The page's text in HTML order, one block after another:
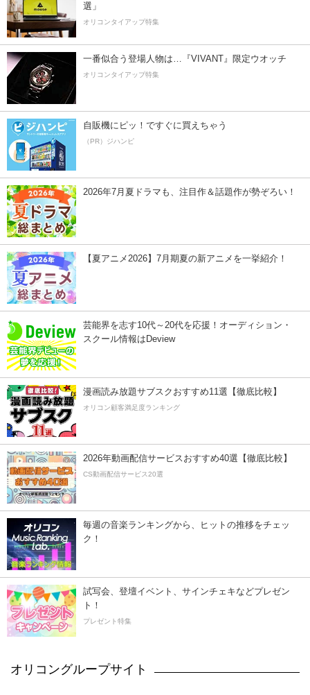
選」
オリコンタイアップ特集
一番似合う登場人物は…『VIVANT』限定ウオッチ
オリコンタイアップ特集
自販機にピッ！ですぐに買えちゃう
（PR）ジハンピ
2026年7月夏ドラマも、注目作＆話題作が勢ぞろい！
【夏アニメ2026】7月期夏の新アニメを一挙紹介！
芸能界を志す10代～20代を応援！オーディション・
スクール情報はDeview
漫画読み放題サブスクおすすめ11選【徹底比較】
オリコン顧客満足度ランキング
2026年動画配信サービスおすすめ40選【徹底比較】
CS動画配信サービス20選
毎週の音楽ランキングから、ヒットの推移をチェッ
ク！
試写会、登壇イベント、サインチェキなどプレゼン
ト！
プレゼント特集
オリコングループサイト